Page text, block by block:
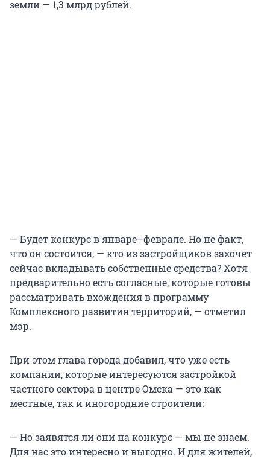
земли — 1,3 млрд рублей.
— Будет конкурс в январе–феврале. Но не факт,
что он состоится, — кто из застройщиков захочет
сейчас вкладывать собственные средства? Хотя
предварительно есть согласные, которые готовы
рассматривать вхождения в программу
Комплексного развития территорий, — отметил
мэр.
При этом глава города добавил, что уже есть
компании, которые интересуются застройкой
частного сектора в центре Омска — это как
местные, так и иногородние строители:
— Но заявятся ли они на конкурс — мы не знаем.
Для нас это интересно и выгодно. И для жителей,